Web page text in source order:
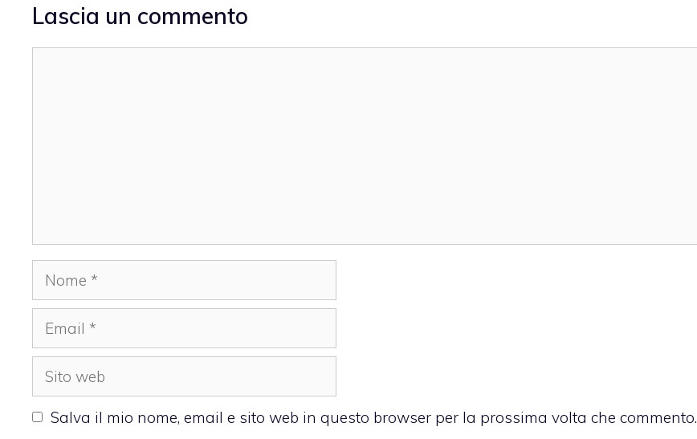
Lascia un commento
Nome
Email
Sito
web
Salva il mio nome, email e sito web in questo browser per la prossima volta che commento.